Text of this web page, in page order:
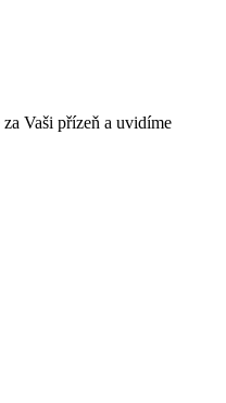
Vaši přízeň a uvidíme